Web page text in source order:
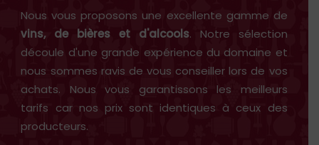
Nous vous proposons une excellente gamme de
vins, de bières et d'alcools. Notre sélection
découle d'une grande expérience du domaine et
nous sommes ravis de vous conseiller lors de vos
achats. Nous vous garantissons les meilleurs
tarifs car nos prix sont identiques à ceux des
producteurs.